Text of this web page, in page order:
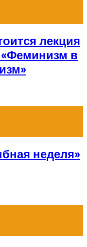
лекция
«Феминизм в
неделя»